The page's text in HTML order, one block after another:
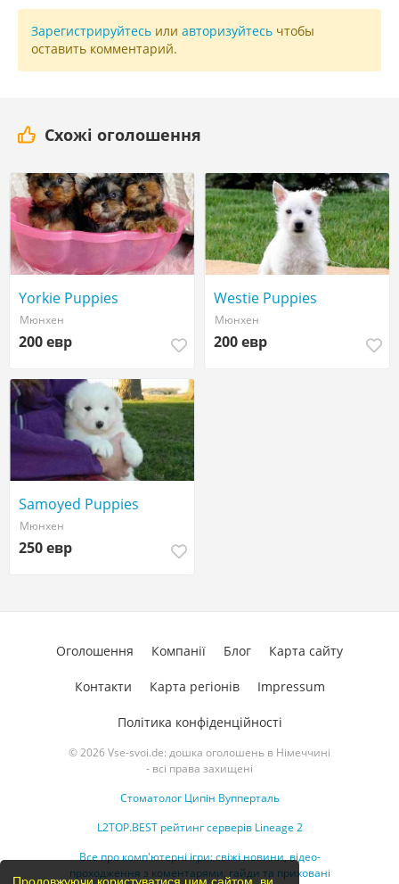
Зарегистрируйтесь или авторизуйтесь чтобы
оставить комментарий.
Схожі оголошення
Yorkie Puppies
Мюнхен
200 евр
Westie Puppies
Мюнхен
200 евр
Samoyed Puppies
Мюнхен
250 евр
© 2026 Vse-svoi.de: дошка оголошень в Німеччині
- всі права захищені
Стоматолог Ципін Вупперталь
L2TOP.BEST рейтинг серверів Lineage 2
Все про комп'ютерні ігри: свіжі новини, відео-
проходження з коментарями, гайди та приховані
Оголошення Компанії Блог Карта сайту
Контакти Карта регіонів Impressum
Політика конфіденційності